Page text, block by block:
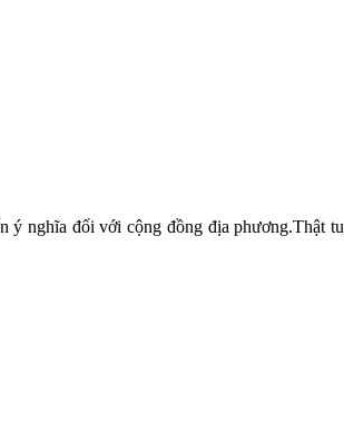
nghĩa đối với cộng đồng địa phương.Thật